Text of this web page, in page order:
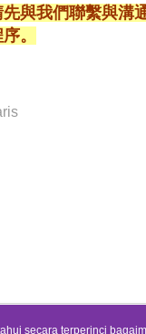
與我們聯繫與溝
。
secara terperinci